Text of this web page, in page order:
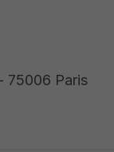
75006 Paris